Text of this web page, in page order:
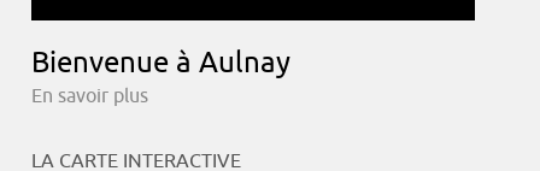
Bienvenue à Aulnay
En savoir plus
LA CARTE INTERACTIVE